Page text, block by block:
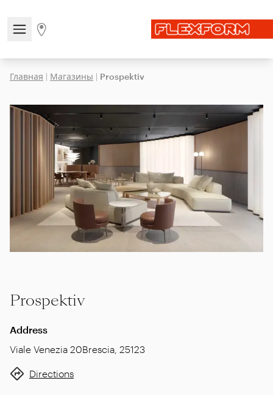
Open/close the navigation menu
Go to stores page
Главная | Магазины | Prospektiv
Prospektiv
Address
Viale Venezia 20Brescia 25123
Directions